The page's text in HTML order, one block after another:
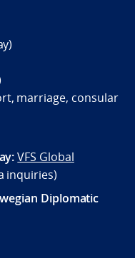
marriage, consular
VFS Global
inquiries)
Diplomatic